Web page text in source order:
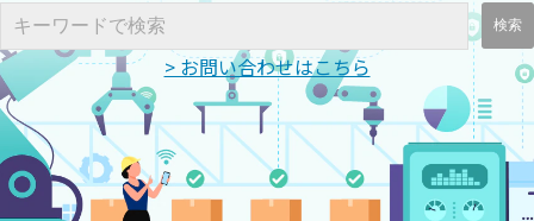
> お問い合わせはこちら